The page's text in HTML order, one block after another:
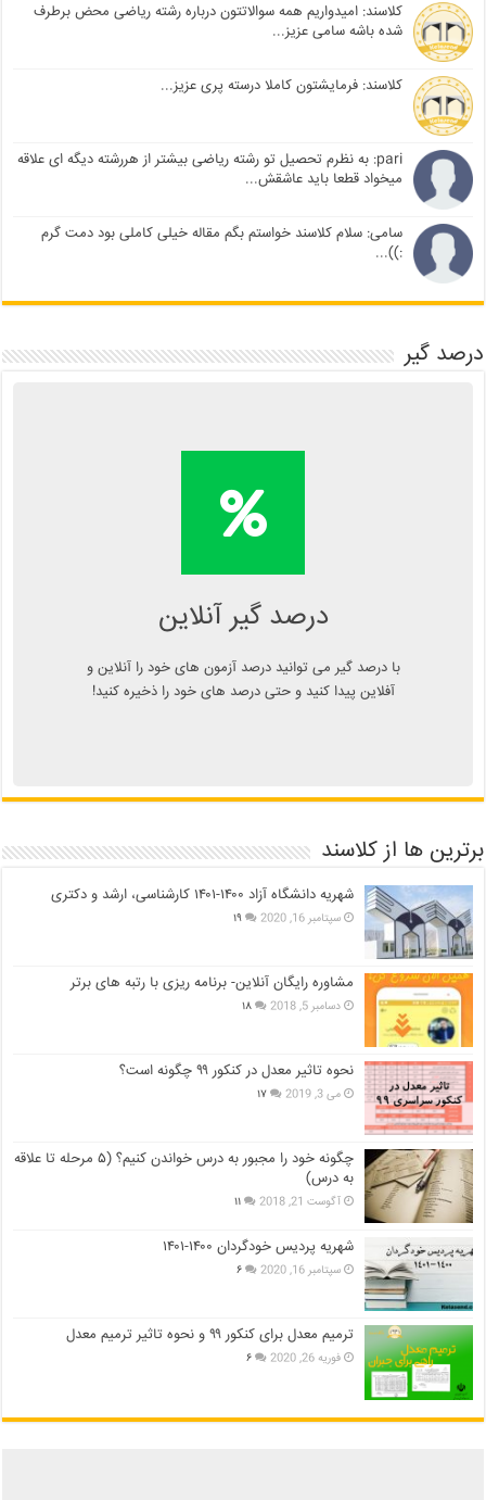
کلاسند: امیدواریم همه سوالاتتون درباره رشته ریاضی محض برطرف
شده باشه سامی عزیز...
کلاسند: فرمایشتون کاملا درسته پری عزیز...
pari: به نظرم تحصیل تو رشته ریاضی بیشتر از هررشته دیگه ای علاقه
میخواد قطعا باید عاشقش...
سامی: سلام کلاسند خواستم بگم مقاله خیلی کاملی بود دمت گرم
:))...
درصد گیر
درصد گیر آنلاین
با درصد گیر می توانید درصد آزمون های خود را آنلاین و
آفلاین پیدا کنید و حتی درصد های خود را ذخیره کنید!
محاسبه آنلاین درصد یا دانلود
اپلیکیشن درصد گیر
برترین ها از کلاسند
شهریه دانشگاه آزاد ۱۴۰۰-۱۴۰۱ کارشناسی، ارشد و دکتری
سپتامبر 16, 2020 ۱۹
مشاوره رایگان آنلاین- برنامه ریزی با رتبه های برتر
دسامبر 5, 2018 ۱۸
نحوه تاثیر معدل در کنکور ۹۹ چگونه است؟
می 3, 2019 ۱۷
چگونه خود را مجبور به درس خواندن کنیم؟ (۵ مرحله تا علاقه
به درس)
آگوست 21, 2018 ۱۱
شهریه پردیس خودگردان ۱۴۰۰-۱۴۰۱
سپتامبر 16, 2020 ۶
ترمیم معدل برای کنکور ۹۹ و نحوه تاثیر ترمیم معدل
فوریه 26, 2020 ۶